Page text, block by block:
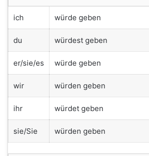
ich würde geben
du würdest geben
er/sie/es würde geben
wir würden geben
ihr würdet geben
sie/Sie würden geben